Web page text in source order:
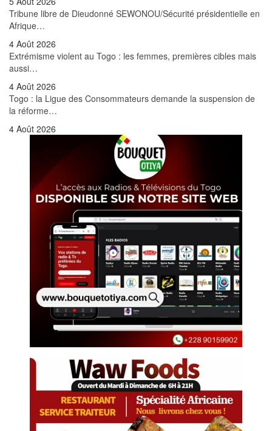
Tribune libre de Dieudonné SEWONOU/Sécurité présidentielle en
Afrique…
4 Août 2026
Extrémisme violent au Togo : les femmes, premières cibles mais
aussi…
4 Août 2026
Togo : la Ligue des Consommateurs demande la suspension de
la réforme…
4 Août 2026